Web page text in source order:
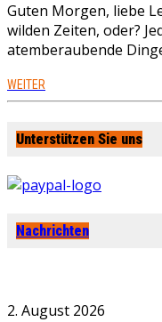
Guten Morgen, liebe
wilden Zeiten, oder?
atemberaubende
WEITER
Unterstützen Sie uns
Nachrichten
2. August 2026